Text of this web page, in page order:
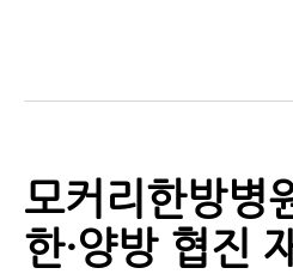
모커리한방병
한·양방 협진